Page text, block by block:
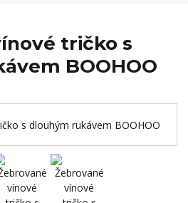
tričko s
BOOHOO